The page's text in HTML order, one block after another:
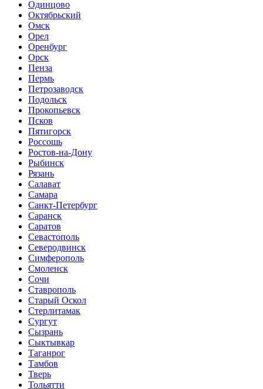
Одинцово
Октябрьский
Омск
Орел
Оренбург
Орск
Пенза
Пермь
Петрозаводск
Подольск
Прокопьевск
Псков
Пятигорск
Россошь
Ростов-на-Дону
Рыбинск
Рязань
Салават
Самара
Санкт-Петербург
Саранск
Саратов
Севастополь
Северодвинск
Симферополь
Смоленск
Сочи
Ставрополь
Старый Оскол
Стерлитамак
Сургут
Сызрань
Сыктывкар
Таганрог
Тамбов
Тверь
Тольятти